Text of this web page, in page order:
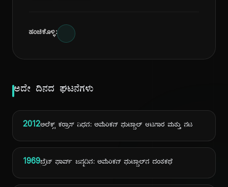
ಹಂಚಿಕೊಳ್ಳಿ:
ಅದೇ ದಿನದ ಘಟನೆಗಳು
2012ಅಲೆಕ್ಸ್ ಕರ್ರಾಸ್ ನಿಧನ: ಅಮೆರಿಕನ್ ಫುಟ್ಬಾಲ್ ಆಟಗಾರ ಮತ್ತು ನಟ
1969ಬ್ರೆಟ್ ಫಾರ್ವ್ ಜನ್ಮದಿನ: ಅಮೆರಿಕನ್ ಫುಟ್ಬಾಲ್‌ನ ದಂತಕಥೆ